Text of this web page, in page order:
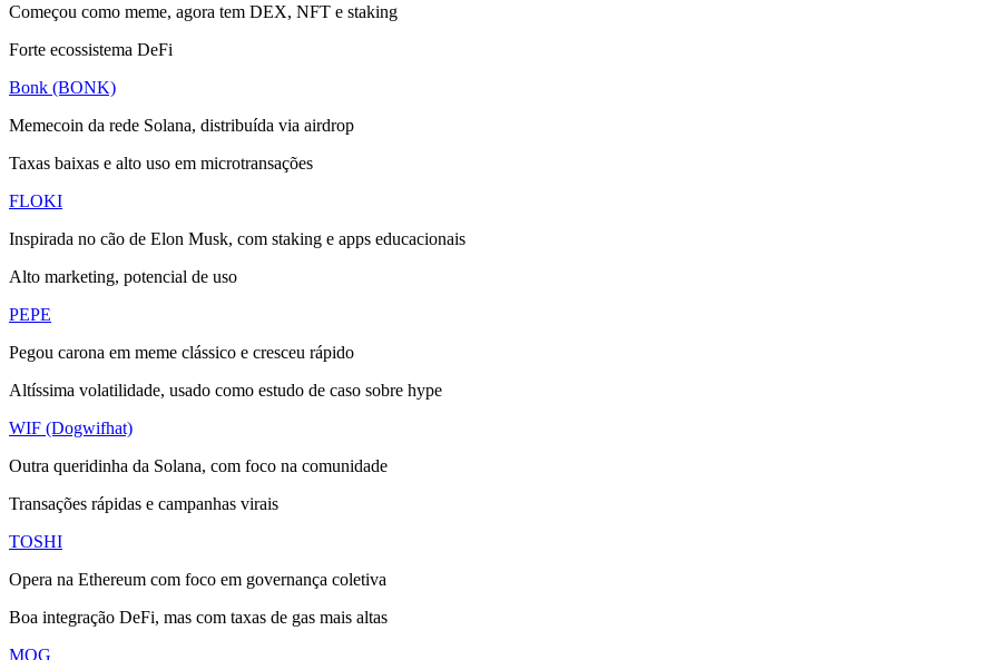
Começou como meme, agora tem DEX, NFT e staking
Forte ecossistema DeFi
Bonk (BONK)
Memecoin da rede Solana, distribuída via airdrop
Taxas baixas e alto uso em microtransações
FLOKI
Inspirada no cão de Elon Musk, com staking e apps educacionais
Alto marketing, potencial de uso
PEPE
Pegou carona em meme clássico e cresceu rápido
Altíssima volatilidade, usado como estudo de caso sobre hype
WIF (Dogwifhat)
Outra queridinha da Solana, com foco na comunidade
Transações rápidas e campanhas virais
TOSHI
Opera na Ethereum com foco em governança coletiva
Boa integração DeFi, mas com taxas de gas mais altas
MOG